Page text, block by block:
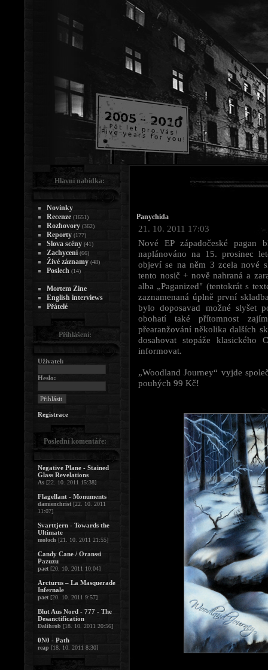
Panychida
21. 10. 2011 17:03
Nové EP západočeské pagan
naplánováno na 15. prosinec
objeví se na něm 3 zcela nové
tento nosič + nově nahraná a
alba „Paganized" (tentokrát s
zaznamenaná úplně první
bylo doposavad možné slyšet
obohatí také přítomnost
přearanžování několika dalších
dosahovat stopáže klasického
informovat.
„Woodland Journey“ vyjde
pouhých 99 Kč!
Hlavní nabídka:
Novinky
Recenze (1651)
Rozhovory (362)
Reporty (177)
Slova scény (41)
Zachycení (66)
Živé záznamy (48)
Poslech (14)
Mortem Zine
English interviews
Přátelé
Přihlášení:
Uživatel:
Heslo:
Registrace
Poslední komentáře:
Negative Plane - Stained
Glass Revelations
As [22. 10. 2011 15:38]
Flagellant - Monuments
damienchrist [22. 10. 2011
11:07]
Svarttjern - Towards the
Ultimate
moloch [21. 10. 2011 21:55]
Candy Cane / Oranssi
Pazuzu
paet [20. 10. 2011 10:04]
Arcturus – La Masquerade
Infernale
paet [20. 10. 2011 9:57]
Blut Aus Nord - 777 - The
Desanctification
Dalihrob [18. 10. 2011 20:56]
0N0 - Path
reap [18. 10. 2011 8:30]